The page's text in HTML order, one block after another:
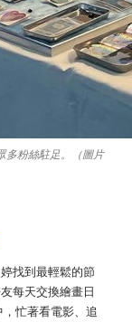
多粉絲駐足。（圖片
找到最輕鬆的節
每天交換繪畫日
忙著看電影、追